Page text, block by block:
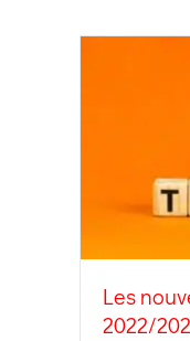
Les
2022/